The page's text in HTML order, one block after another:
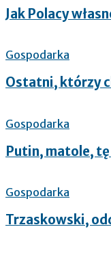
Jak Polacy
Gospodarka
Ostatni, którzy
Gospodarka
Putin, matole,
Gospodarka
Trzaskowski,